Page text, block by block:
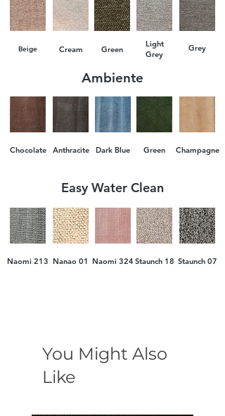
вашата врата е безплатна. При
предварителна уговорка, предлагаме и
услуга по качване и монтаж на място.
Заплащането се извършва на два етапа:
аванс при поръчка и доплащане при
Beige Cream Green
Light
Grey
Grey
Ambiente
Dark Blue
Anthracite
Chocolate Green Champagne
Easy Water Clean
Staunch 07
Staunch 18
Naomi 324
Nanao 01
Naomi 213
You Might Also
Like